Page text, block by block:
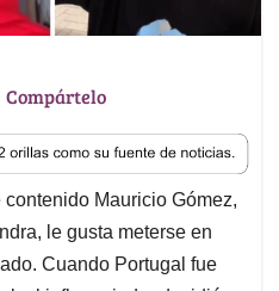
TCompártelo
Mauricio Gómez,
le gusta meterse en
Cuando Portugal fue